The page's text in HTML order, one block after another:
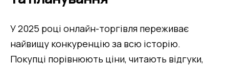
У 2025 році онлайн-торгівля переживає
найвищу конкуренцію за всю історію.
Покупці порівнюють ціни, читають відгуки,